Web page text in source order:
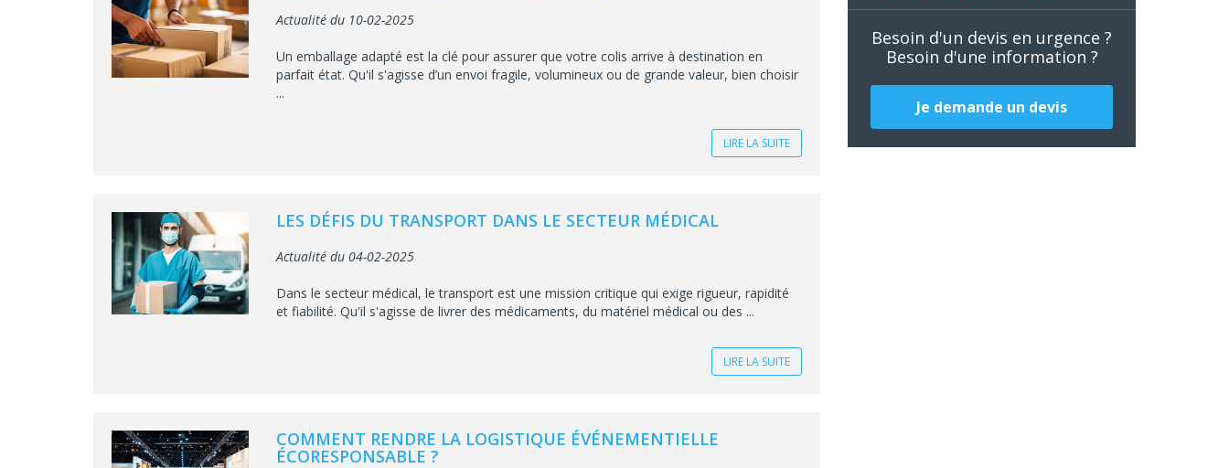
Actualité du 10-02-2025
Un emballage adapté est la clé pour assurer que votre colis arrive à destination en
parfait état. Qu'il s'agisse d’un envoi fragile, volumineux ou de grande valeur, bien choisir
...
LIRE LA SUITE
LES DÉFIS DU TRANSPORT DANS LE SECTEUR MÉDICAL
Actualité du 04-02-2025
Dans le secteur médical, le transport est une mission critique qui exige rigueur, rapidité
et fiabilité. Qu'il s'agisse de livrer des médicaments, du matériel médical ou des ...
LIRE LA SUITE
COMMENT RENDRE LA LOGISTIQUE ÉVÉNEMENTIELLE
ÉCORESPONSABLE ?
Besoin d'un devis en urgence ?
Besoin d'une information ?
Je demande un devis